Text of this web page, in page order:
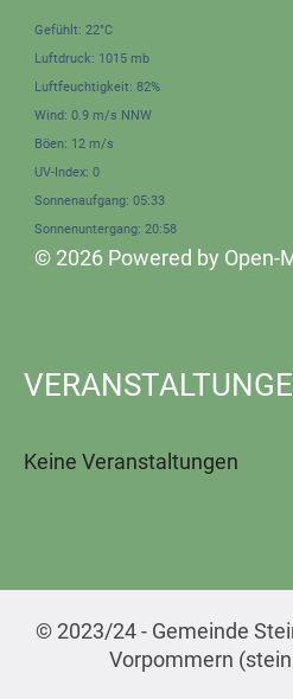
Gefühlt: 22°C
Luftdruck: 1015 mb
Luftfeuchtigkeit: 82%
Wind: 0.9 m/s NNW
Böen: 12 m/s
UV-Index: 0
Sonnenaufgang: 05:33
Sonnenuntergang: 20:58
© 2026 Powered by Open-
Keine Veranstaltungen
© 2023/24 - Gemeinde
Vorpommern